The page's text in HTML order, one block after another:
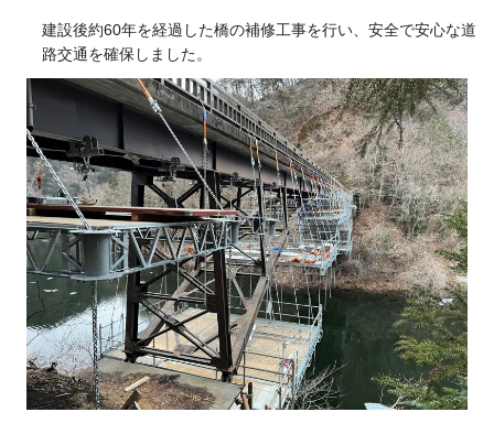
建設後約60年を経過した橋の補修工事を行い、安全で安心な道
路交通を確保しました。